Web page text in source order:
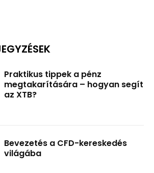
Praktikus tippek a pénz
megtakarítására – hogyan segít
az XTB?
Bevezetés a CFD-kereskedés
világába